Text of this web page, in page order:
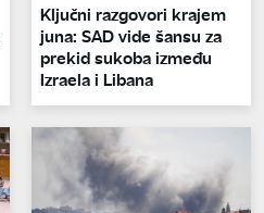
Ključni razgovori krajem
juna: SAD vide šansu za
prekid sukoba između
Izraela i Libana